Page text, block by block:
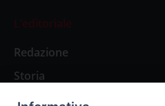
L’editoriale
Redazione
Storia